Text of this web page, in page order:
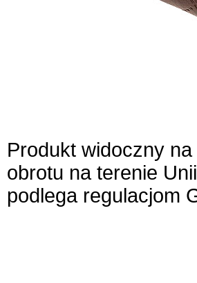
Produkt widoczny
obrotu na terenie
podlega regulacjom